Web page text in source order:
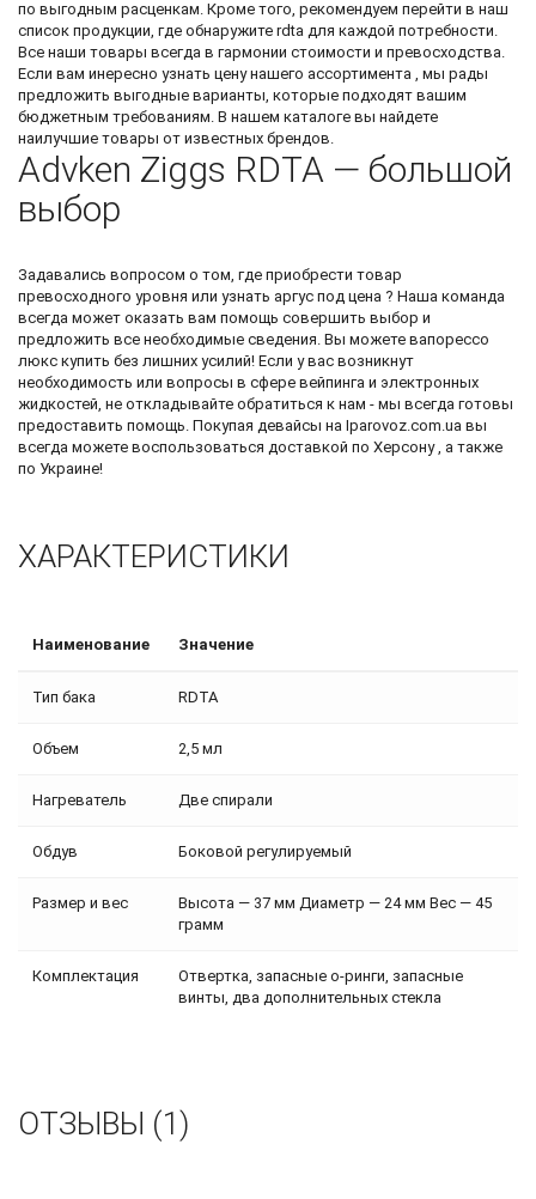
по выгодным расценкам. Кроме того, рекомендуем перейти в наш
список продукции, где обнаружите rdta для каждой потребности.
Все наши товары всегда в гармонии стоимости и превосходства.
Если вам инересно узнать цену нашего ассортимента , мы рады
предложить выгодные варианты, которые подходят вашим
бюджетным требованиям. В нашем каталоге вы найдете
наилучшие товары от известных брендов.
Advken Ziggs RDTA — большой
выбор
Задавались вопросом о том, где приобрести товар
превосходного уровня или узнать аргус под цена ? Наша команда
всегда может оказать вам помощь совершить выбор и
предложить все необходимые сведения. Вы можете вапорессо
люкс купить без лишних усилий! Если у вас возникнут
необходимость или вопросы в сфере вейпинга и электронных
жидкостей, не откладывайте обратиться к нам - мы всегда готовы
предоставить помощь. Покупая девайсы на Iparovoz.com.ua вы
всегда можете воспользоваться доставкой по Херсону , а также
по Украине!
ХАРАКТЕРИСТИКИ
Наименование Значение
Тип бака RDTA
Объем 2,5 мл
Нагреватель Две спирали
Обдув Боковой регулируемый
Размер и вес
Высота — 37 мм Диаметр — 24 мм Вес — 45
грамм
Комплектация
Отвертка, запасные о-ринги, запасные
винты, два дополнительных стекла
ОТЗЫВЫ (1)